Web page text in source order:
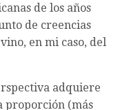
de los años
de creencias
en mi caso, del
adquiere
proporción (más